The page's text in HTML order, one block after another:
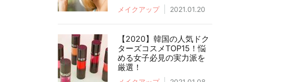
メイクアップ 2021.01.20
【2020】韓国の人気ドク
ターズコスメTOP15！悩
める女子必見の実力派を
厳選！